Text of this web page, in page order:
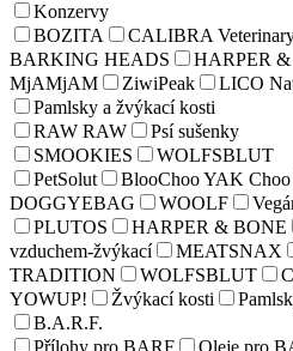
Konzervy
BOZITA
CALIBRA
BARKING HEADS
HARPER
MjAMjAM
ZiwiPeak LICO
Pamlsky a žvýkací kosti
RAW RAW
Psí sušenky
SMOOKIES
WOLFSBLUT
PetSolut
BlooChoo YAK Choo
DOGGYEBAG
WOOLF
PLUTOS
HARPER & BONE
vzduchem-žvýkací
MEATSNAX
TRADITION
WOLFSBLUT
YOWUP!
Žvýkací kosti
B.A.R.F.
Přílohy pro BARF
Oleje pro